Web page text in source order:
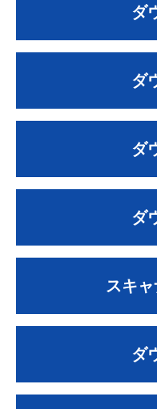
ダ
ダ
ダ
ダ
スキ
ダ